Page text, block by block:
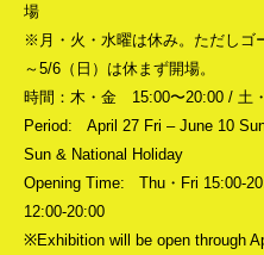
場
※月・火・水曜は休み。ただしゴ
～5/6（日）は休まず開場。
時間：木・金 15:00〜20:00 / 土
Period: April 27 Fri – June 10
Sun & National Holiday
Opening Time: Thu・Fri 15:00-
12:00-20:00
※Exhibition will be open through